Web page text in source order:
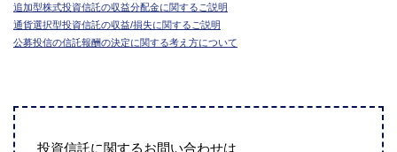
追加型株式投資信託の収益分配金に関するご説明
通貨選択型投資信託の収益/損失に関するご説明
公募投信の信託報酬の決定に関する考え方について
投資信託に関するお問い合わせは